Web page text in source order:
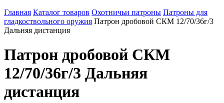
Главная Каталог товаров Охотничьи патроны Патроны для
гладкоствольного оружия Патрон дробовой СКМ 12/70/36г/3
Дальняя дистанция
Патрон дробовой СКМ
12/70/36г/3 Дальняя
дистанция